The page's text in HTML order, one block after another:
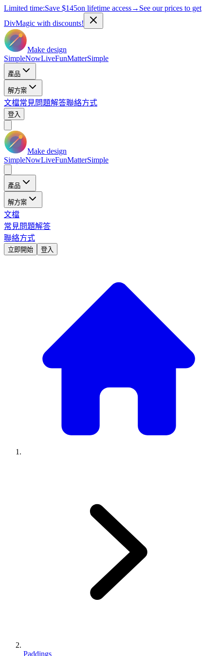
Limited time:Save $145on lifetime access→ See our prices to get
DivMagic with discounts!
Make design
SimpleNowLiveFunMatterSimple
產品
解方案
文檔常見問題解答聯絡方式
登入
Make design
SimpleNowLiveFunMatterSimple
產品
解方案
文檔
常見問題解答
聯絡方式
立即開始 登入
Paddings